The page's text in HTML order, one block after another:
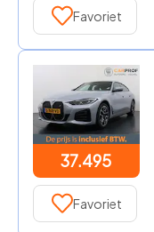
Favoriet
37.495
Favoriet